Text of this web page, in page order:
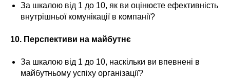
За шкалою від 1 до 10, як ви оцінюєте ефективність
внутрішньої комунікації в компанії?
10. Перспективи на майбутнє
За шкалою від 1 до 10, наскільки ви впевнені в
майбутньому успіху організації?